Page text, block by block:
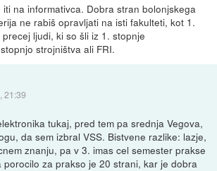
na informativca. Dobra stran bolonjskega
ne rabiš opravljati na isti fakulteti, kot 1.
ljudi, ki so šli iz 1. stopnje
strojništva ali FRI.
21:39
tukaj, pred tem pa srednja Vegova,
da sem izbral VSS. Bistvene razlike: lazje,
znanju, pa v 3. imas cel semester prakse
porocilo za prakso je 20 strani, kar je dobra